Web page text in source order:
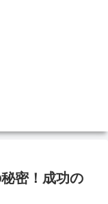
密！成功の